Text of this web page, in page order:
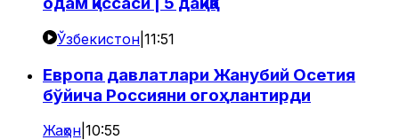
Ўзбекистон 11:51
Европа давлатлари Жанубий Осетия
бўйича Россияни огоҳлантирди
Жаҳон 10:55